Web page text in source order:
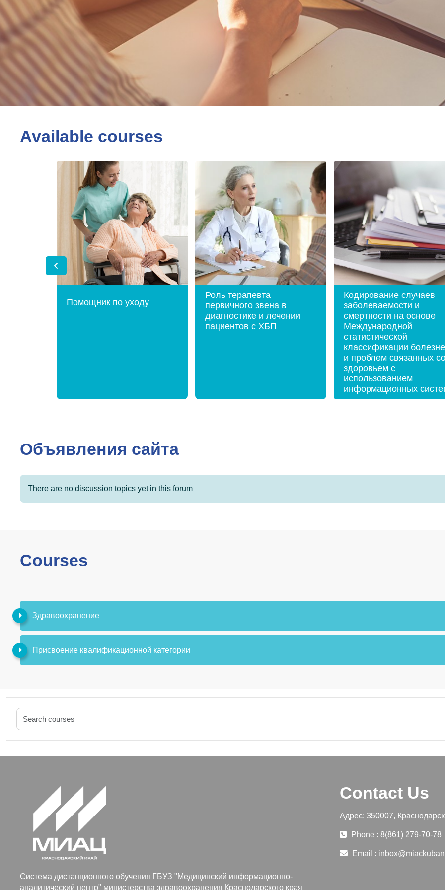
Available courses
Помощник по уходу
Роль терапевта
первичного звена в
диагностике и лечении
пациентов с ХБП
Кодирование случаев
заболеваемости и
смертности на основе
Международной
статистической
классификации
и проблем связанных со
здоровьем с
использованием
информационных
Объявления сайта
There are no discussion topics yet in this forum
Courses
Здравоохранение
Присвоение квалификационной категории
Система дистанционного обучения ГБУЗ "Медицинский информационно-
аналитический центр" министерства здравоохранения Краснодарского края
Contact Us
Адрес: 350007,
Phone : 8(861) 279-70-78
Email :